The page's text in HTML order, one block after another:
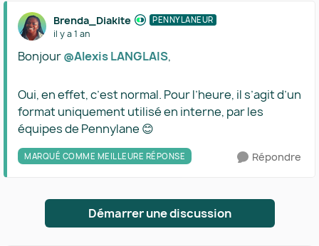
Brenda_Diakite PENNYLANEUR
il y a 1 an
Bonjour@Alexis LANGLAIS,
Oui, en effet, c’est normal. Pour l’heure, il s’agit d’un
format uniquement utilisé en interne, par les
équipes de Pennylane 😊
MARQUÉ COMME MEILLEURE RÉPONSE Répondre
Démarrer une discussion